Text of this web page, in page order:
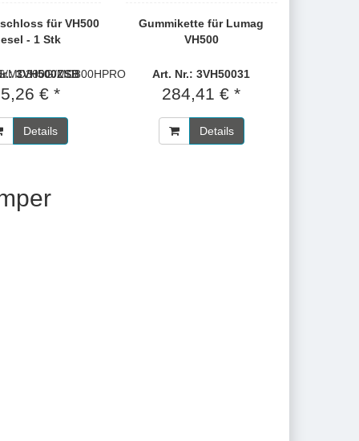
MD300G/MD800HPRO
für VH500
- 1 Stk
3VH500ZSB
€ *
Details
Gummikette für Lumag
VH500
Art. Nr.: 3VH50031
284,41 € *
Details